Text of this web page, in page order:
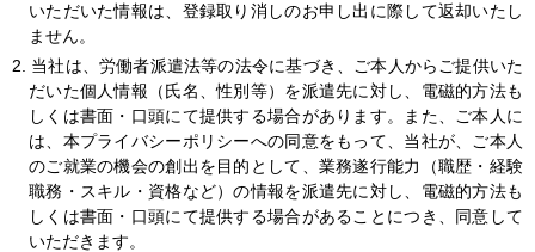
いただいた情報は、登録取り消しのお申し出に際して返却いたし
ません。
2.
当社は、労働者派遣法等の法令に基づき、ご本人からご提供いた
だいた個人情報（氏名、性別等）を派遣先に対し、電磁的方法も
しくは書面・口頭にて提供する場合があります。また、ご本人に
は、本プライバシーポリシーへの同意をもって、当社が、ご本人
のご就業の機会の創出を目的として、業務遂行能力（職歴・経験
職務・スキル・資格など）の情報を派遣先に対し、電磁的方法も
しくは書面・口頭にて提供する場合があることにつき、同意して
いただきます。